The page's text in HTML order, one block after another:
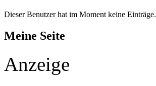
Dieser Benutzer hat im Moment keine Einträge.
Meine Seite
Anzeige